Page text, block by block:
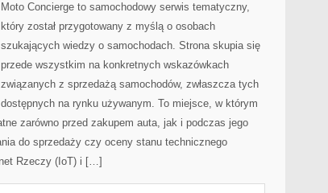
Moto Concierge to samochodowy serwis tematyczny,
który został przygotowany z myślą o osobach
szukających wiedzy o samochodach. Strona skupia się
przede wszystkim na konkretnych wskazówkach
związanych z sprzedażą samochodów, zwłaszcza tych
dostępnych na rynku używanym. To miejsce, w którym
zarówno przed zakupem auta, jak i podczas jego
do sprzedaży czy oceny stanu technicznego
Rzeczy (IoT) i […]